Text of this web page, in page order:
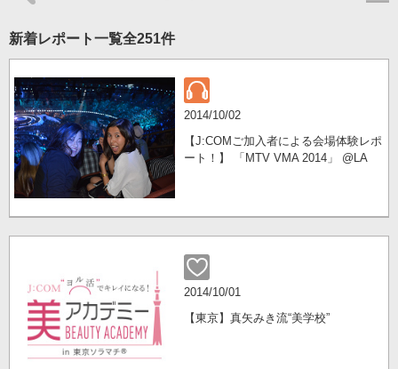
新着レポート一覧全251件
2014/10/02
【J:COMご加入者による会場体験レポ
ート！】 「MTV VMA 2014」 @LA
2014/10/01
【東京】真矢みき流“美学校”